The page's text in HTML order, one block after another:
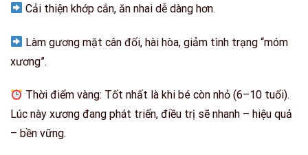
Cải thiệnkhớp cắn, ăn nhai dễ dàng hơn.
Làm gương mặtcân đối, hài hòa, giảm tình trạng “móm
xương”.
Thời điểm vàng: Tốt nhất là khi bé còn nhỏ (6–10 tuổi).
Lúc này xương đang phát triển, điều trị sẽ nhanh – hiệu quả
– bền vững.